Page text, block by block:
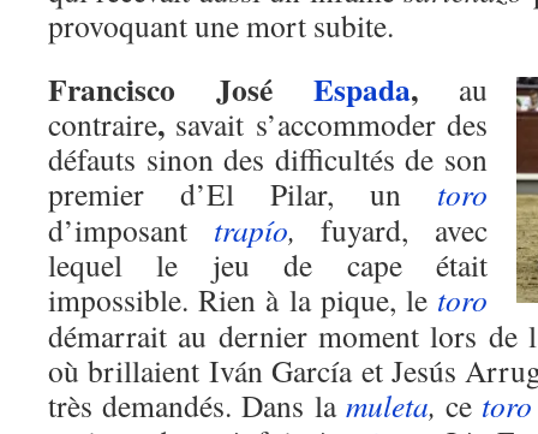
provoquant une mort subite.
Francisco José Espada, au
contraire, savait s’accommoder des
défauts sinon des difficultés de son
premier d’El Pilar, un toro
d’imposant trapío,fuyard, avec
lequel le jeu de cape était
impossible. Rien à la pique, le toro
démarrait au dernier moment lors de
où brillaient Iván García et Jesús
très demandés. Dans la muleta,ce toro